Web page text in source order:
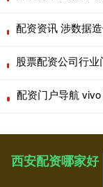
西安配资哪家好